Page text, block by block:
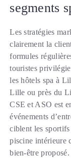
segments
Les stratégies
clairement la
formules
touristes
les hôtels spa à
Lille ou près du
CSE et ASO est
événements
ciblent les
piscine intérieure
bien-être proposé.